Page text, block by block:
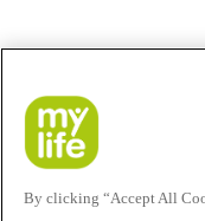
By clicking “Accept All